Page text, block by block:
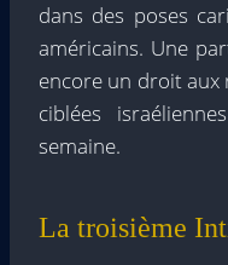
dans des poses
américains. Une
encore un droit aux
ciblées
semaine.
La troisième